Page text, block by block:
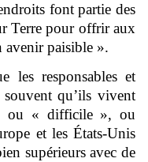
font partie des
Terre pour offrir aux
avenir paisible ».
les responsables et
souvent qu’ils vivent
« difficile », ou
et les États-Unis
supérieurs avec de